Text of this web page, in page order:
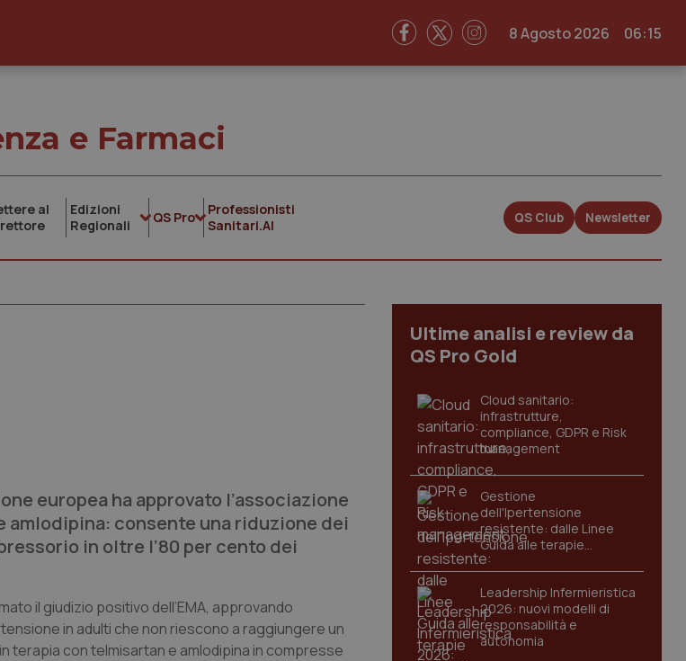
8 Agosto 2026 06:15
e Farmaci
al
Edizioni
Regionali
QS Pro
Professionisti
Sanitari.AI
QS Club Newsletter
europea ha approvato l’associazione
amlodipina: consente una riduzione dei
in oltre l’80 per cento dei
il giudizio positivo dell’EMA, approvando
in adulti che non riescono a raggiungere un
terapia con telmisartan e amlodipina in compresse
Ultime analisi e review da
QS Pro Gold
Cloud sanitario:
infrastrutture,
compliance, GDPR e Risk
management
Gestione
dell'Ipertensione
resistente: dalle Linee
Guida alle terapie
innovative
Leadership Infermieristica
2026: nuovi modelli di
responsabilità e
autonomia